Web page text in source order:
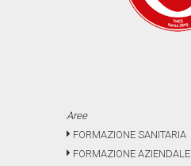
Aree
FORMAZIONE SANITARIA
FORMAZIONE AZIENDALE